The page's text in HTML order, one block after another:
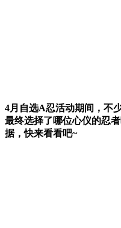
4月自选A忍活动期间，不
最终选择了哪位心仪的忍
据，快来看看吧~